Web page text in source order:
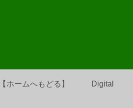
【ホームへもどる】 Digital